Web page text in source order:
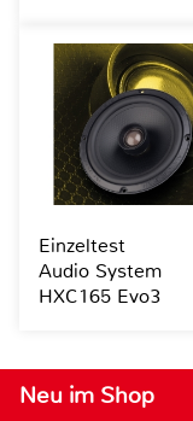
Neu im Shop
Einzeltest
Audio System
HXC165 Evo3